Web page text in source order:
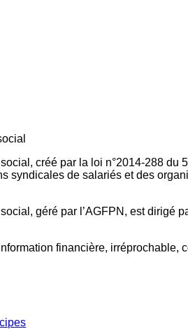
créé par la loi n°2014-288
syndicales de salariés et des
géré par l’AGFPN, est
financière,